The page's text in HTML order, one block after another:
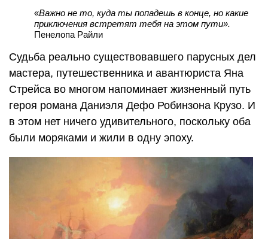
«Важно не то, куда ты попадешь в конце, но какие
приключения встретят тебя на этом пути».
Пенелопа Райли
Судьба реально существовавшего парусных дел
мастера, путешественника и авантюриста Яна
Стрейса во многом напоминает жизненный путь
героя романа Даниэля Дефо Робинзона Крузо. И
в этом нет ничего удивительного, поскольку оба
были моряками и жили в одну эпоху.